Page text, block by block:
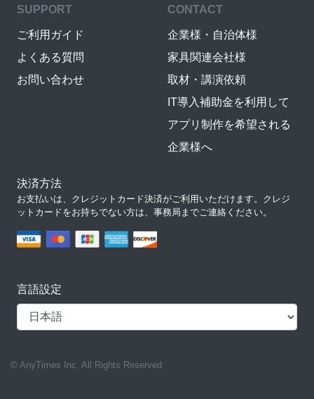
SUPPORT
ご利用ガイド
よくある質問
お問い合わせ
CONTACT
企業様・自治体様
家具関連会社様
取材・講演依頼
IT導入補助金を利用して
アプリ制作を希望される
企業様へ
決済方法
お支払いは、クレジットカード決済がご利用いただけます。クレジ
ットカードをお持ちでない方は、事務局までご連絡ください。
言語設定
© AnyTimes Inc. All Rights Reserved